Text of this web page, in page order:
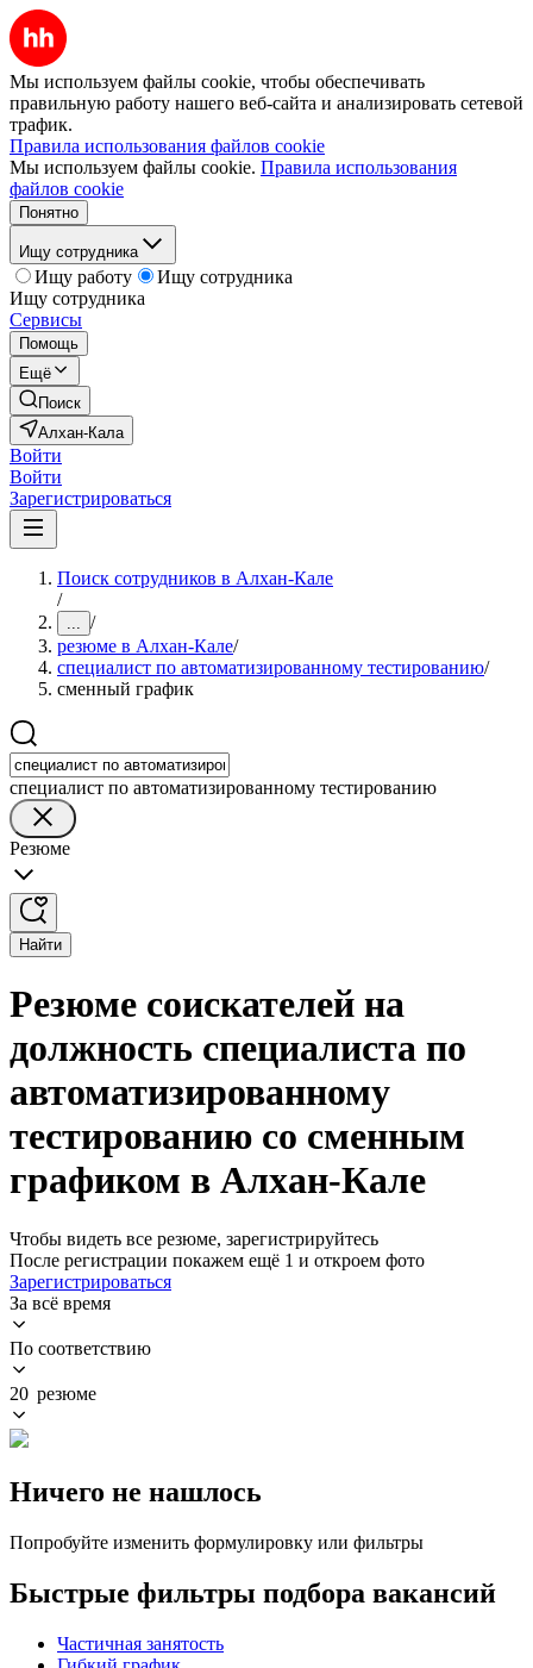
Мы используем файлы cookie, чтобы обеспечивать
правильную работу нашего веб-сайта и анализировать сетевой
трафик.
Правила использования файлов cookie
Мы используем файлы cookie. Правила использования
файлов cookie
Понятно
Ищу сотрудника
Ищу работу
Ищу сотрудника
Ищу сотрудника
Сервисы
Помощь
Ещё
Поиск
Алхан-Кала
Войти
Войти
Зарегистрироваться
Поиск сотрудников в Алхан-Кале
/
... /
резюме в Алхан-Кале/
специалист по автоматизированному тестированию/
сменный график
специалист по автоматизированному тестированию
Резюме
Найти
Резюме соискателей на
должность специалиста по
автоматизированному
тестированию со сменным
графиком в Алхан-Кале
Чтобы видеть все резюме, зарегистрируйтесь
После регистрации покажем ещё 1 и откроем фото
Зарегистрироваться
За всё время
По соответствию
20 резюме
Ничего не нашлось
Попробуйте изменить формулировку или фильтры
Быстрые фильтры подбора вакансий
Частичная занятость